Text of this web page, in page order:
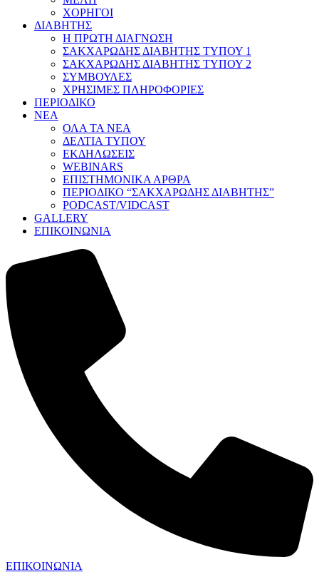
ΧΟΡΗΓΟΙ
ΔΙΑΒΗΤΗΣ
Η ΠΡΩΤΗ ΔΙΑΓΝΩΣΗ
ΣΑΚΧΑΡΩΔΗΣ ΔΙΑΒΗΤΗΣ ΤΥΠΟΥ 1
ΣΑΚΧΑΡΩΔΗΣ ΔΙΑΒΗΤΗΣ ΤΥΠΟΥ 2
ΣΥΜΒΟΥΛΕΣ
ΧΡΗΣΙΜΕΣ ΠΛΗΡΟΦΟΡΙΕΣ
ΠΕΡΙΟΔΙΚΟ
ΝΕΑ
ΟΛΑ ΤΑ ΝΕΑ
ΔΕΛΤΙΑ ΤΥΠΟΥ
ΕΚΔΗΛΩΣΕΙΣ
WEBINARS
ΕΠΙΣΤΗΜΟΝΙΚΑ ΑΡΘΡΑ
ΠΕΡΙΟΔΙΚΟ “ΣΑΚΧΑΡΩΔΗΣ ΔΙΑΒΗΤΗΣ”
PODCAST/VIDCAST
GALLERY
ΕΠΙΚΟΙΝΩΝΙΑ
ΕΠΙΚΟΙΝΩΝΙΑ